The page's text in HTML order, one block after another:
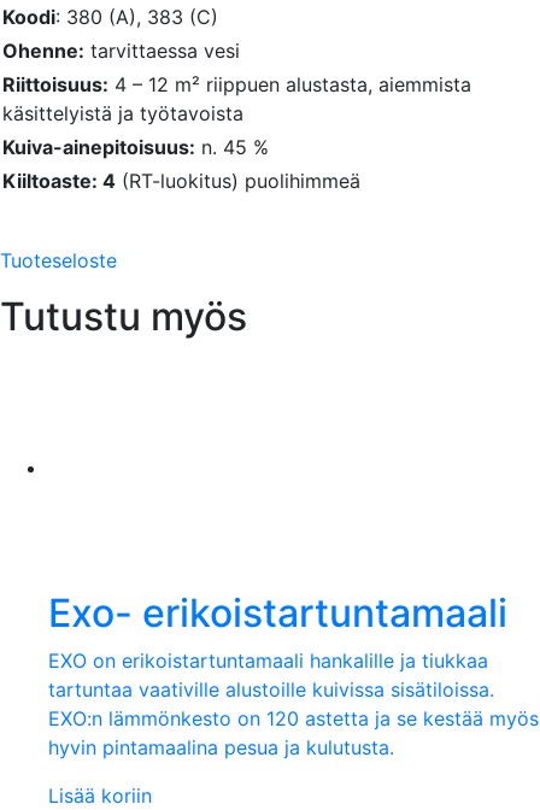
Koodi: 380 (A), 383 (C)
Ohenne: tarvittaessa vesi
Riittoisuus: 4 – 12 m² riippuen alustasta, aiemmista
käsittelyistä ja työtavoista
Kuiva-ainepitoisuus: n. 45 %
Kiiltoaste: 4 (RT-luokitus) puolihimmeä
Tuoteseloste
Tutustu myös
Exo- erikoistartuntamaali
EXO on erikoistartuntamaali hankalille ja tiukkaa
tartuntaa vaativille alustoille kuivissa sisätiloissa.
EXO:n lämmönkesto on 120 astetta ja se kestää myös
hyvin pintamaalina pesua ja kulutusta.
Lisää koriin